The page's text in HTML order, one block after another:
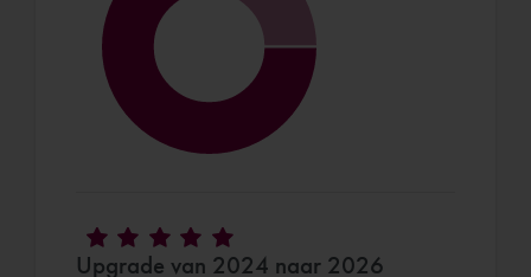
Upgrade van 2024 naar 2026